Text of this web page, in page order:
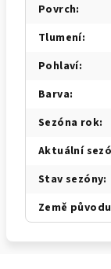
Povrch:
Tlumení:
Pohlaví:
Barva:
Sezóna rok:
Aktuální
Stav sezóny:
Země původu